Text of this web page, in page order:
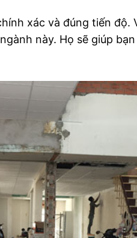
xác và đúng tiến
này. Họ sẽ giúp